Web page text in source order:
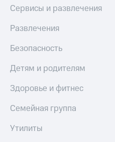
Сервисы и развлечения
Развлечения
Безопасность
Детям и родителям
Здоровье и фитнес
Семейная группа
Утилиты